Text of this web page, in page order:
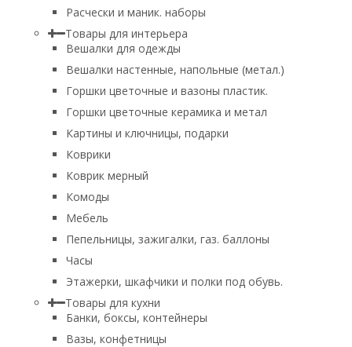
Расчески и маник. наборы
Товары для интерьера
Вешалки для одежды
Вешалки настенные, напольные (метал.)
Горшки цветочные и вазоны пластик.
Горшки цветочные керамика и метал
Картины и ключницы, подарки
Коврики
Коврик мерный
Комоды
Мебель
Пепельницы, зажигалки, газ. баллоны
Часы
Этажерки, шкафчики и полки под обувь.
Товары для кухни
Банки, боксы, контейнеры
Вазы, конфетницы